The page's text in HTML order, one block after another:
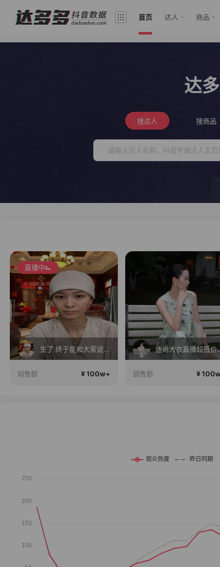
首页 达人 商品
达
搜达人 搜商品
迪尚大衣直播超低价等你来抢！
销售额 ¥ 100w+
酷娃米秋季新款上新
销售额 ¥